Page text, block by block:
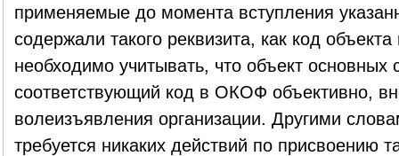
применяемые до момента вступления
содержали такого реквизита, как код
необходимо учитывать, что объект основных
соответствующий код в ОКОФ объективно,
волеизъявления организации. Другими
требуется никаких действий по присвоению